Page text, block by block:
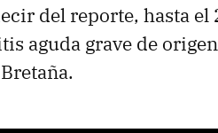
del reporte, hasta el
aguda grave de